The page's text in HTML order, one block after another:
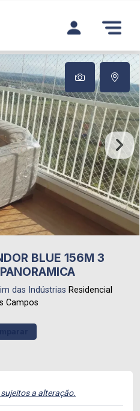
BLUE 156M 3
das Indústrias Residencial
Campos
a alteração.